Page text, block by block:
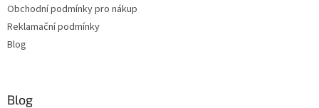
Obchodní podmínky pro nákup
Reklamační podmínky
Blog
Blog